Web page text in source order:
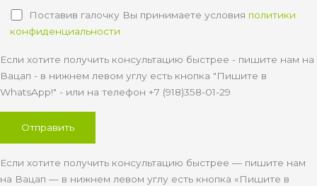
Поставив галочку Вы принимаете условия политики
конфиденциальности
Если хотите получить консультацию быстрее - пишите нам на
Вацап - в нижнем левом углу есть кнопка "Пишите в
WhatsApp!" - или на телефон +7 (918)358-01-29
Если хотите получить консультацию быстрее — пишите нам
на Вацап — в нижнем левом углу есть кнопка «Пишите в